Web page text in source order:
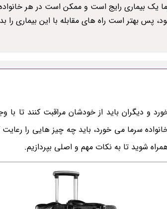
یک بیماری رایج است و ممکن است در هر
پس بهتر است راه های مقابله با این بیماری را
دیگران باید از خودشان مراقبت کنند تا با
سرما می خورد، باید چه چیز هایی را رعایت
شوید تا به نکات مهم و اصلی بپردازیم.